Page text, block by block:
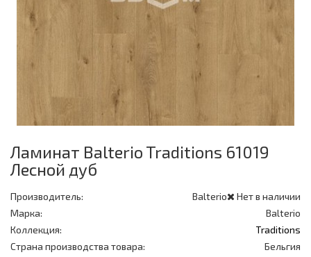
Ламинат Balterio Traditions 61019
Лесной дуб
Нет в наличии
Производитель:
Balterio
Марка:
Balterio
Коллекция:
Traditions
Страна производства товара:
Бельгия